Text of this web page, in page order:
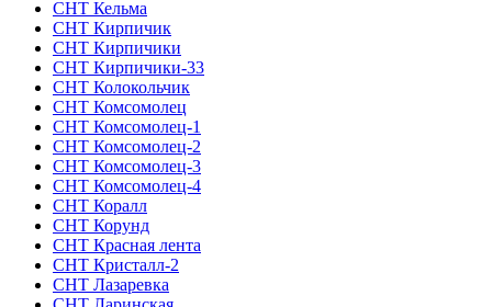
СНТ Кельма
СНТ Кирпичик
СНТ Кирпичики
СНТ Кирпичики-33
СНТ Колокольчик
СНТ Комсомолец
СНТ Комсомолец-1
СНТ Комсомолец-2
СНТ Комсомолец-3
СНТ Комсомолец-4
СНТ Коралл
СНТ Корунд
СНТ Красная лента
СНТ Кристалл-2
СНТ Лазаревка